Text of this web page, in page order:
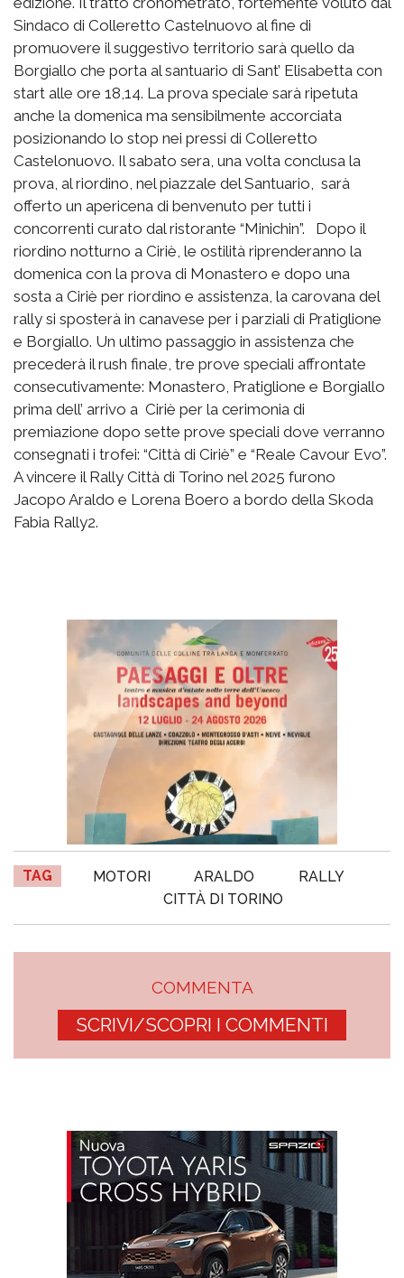
Sindaco di Colleretto Castelnuovo al fine di
promuovere il suggestivo territorio sarà quello da
Borgiallo che porta al santuario di Sant’ Elisabetta con
start alle ore 18,14. La prova speciale sarà ripetuta
anche la domenica ma sensibilmente accorciata
posizionando lo stop nei pressi di Colleretto
Castelonuovo. Il sabato sera, una volta conclusa la
prova, al riordino, nel piazzale del Santuario, sarà
offerto un apericena di benvenuto per tutti i
concorrenti curato dal ristorante “Minichin”. Dopo il
riordino notturno a Ciriè, le ostilità riprenderanno la
domenica con la prova di Monastero e dopo una
sosta a Ciriè per riordino e assistenza, la carovana del
rally si sposterà in canavese per i parziali di Pratiglione
e Borgiallo. Un ultimo passaggio in assistenza che
precederà il rush finale, tre prove speciali affrontate
consecutivamente: Monastero, Pratiglione e Borgiallo
prima dell’ arrivo a Ciriè per la cerimonia di
premiazione dopo sette prove speciali dove verranno
consegnati i trofei: “Città di Ciriè” e “Reale Cavour Evo”.
A vincere il Rally Città di Torino nel 2025 furono
Jacopo Araldo e Lorena Boero a bordo della Skoda
Fabia Rally2.
TAG MOTORI ARALDO
RALLY
CITTÀ DI TORINO
COMMENTA
SCRIVI/SCOPRI I COMMENTI